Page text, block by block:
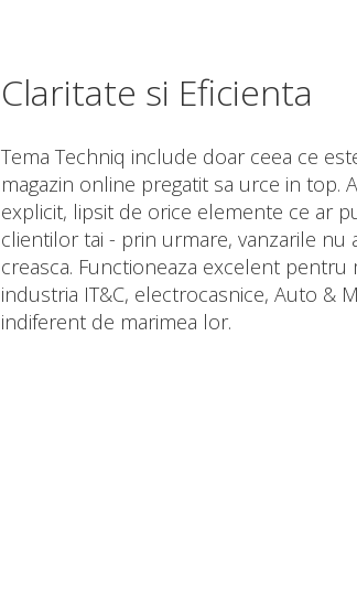
Claritate si Eficienta
Tema Techniq include doar ceea ce
magazin online pregatit sa urce in top.
explicit, lipsit de orice elemente ce ar
clientilor tai - prin urmare, vanzarile nu
creasca. Functioneaza excelent pentru
industria IT&C, electrocasnice, Auto &
indiferent de marimea lor.